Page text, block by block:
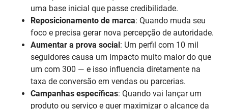
uma base inicial que passe credibilidade.
Reposicionamento de marca: Quando muda seu
foco e precisa gerar nova percepção de autoridade.
Aumentar a prova social : Um perfil com 10 mil
seguidores causa um impacto muito maior do que
um com 300 — e isso influencia diretamente na
taxa de conversão em vendas ou parcerias.
Campanhas específicas: Quando vai lançar um
produto ou serviço e quer maximizar o alcance da